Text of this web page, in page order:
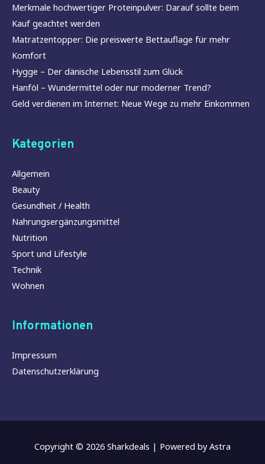
Merkmale hochwertiger Proteinpulver: Darauf sollte beim
Kauf geachtet werden
Matratzentopper: Die preiswerte Bettauflage für mehr
Komfort
Hygge – Der dänische Lebensstil zum Glück
Hanföl – Wundermittel oder nur moderner Trend?
Geld verdienen im Internet: Neue Wege zu mehr Einkommen
Kategorien
Allgemein
Beauty
Gesundheit / Health
Nahrungsergänzungsmittel
Nutrition
Sport und Lifestyle
Technik
Wohnen
Informationen
Impressum
Datenschutzerklärung
Copyright © 2026 Sharkdeals | Powered byAstra